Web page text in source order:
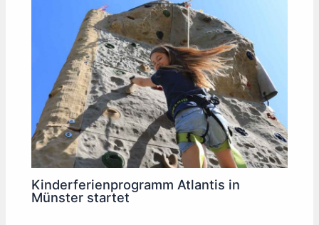
Kinderferienprogramm Atlantis in
Münster startet